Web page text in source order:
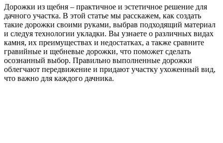
Дорожки из щебня – практичное и эстетичное решение для
дачного участка. В этой статье мы расскажем, как создать
такие дорожки своими руками, выбрав подходящий материал
и следуя технологии укладки. Вы узнаете о различных видах
камня, их преимуществах и недостатках, а также сравните
гравийные и щебневые дорожки, что поможет сделать
осознанный выбор. Правильно выполненные дорожки
облегчают передвижение и придают участку ухоженный вид,
что важно для каждого дачника.